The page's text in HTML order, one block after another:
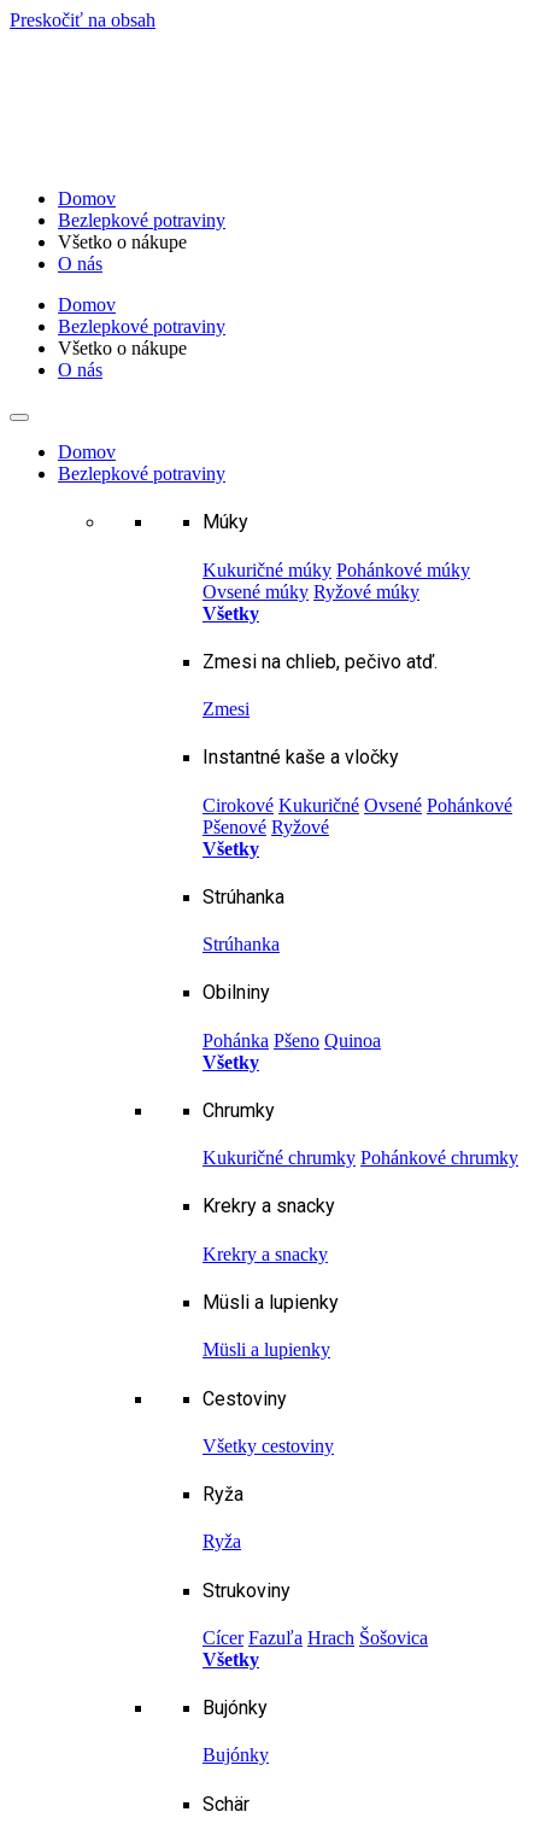
Preskočiť na obsah
Domov
Bezlepkové potraviny
Všetko o nákupe
O nás
Domov
Bezlepkové potraviny
Všetko o nákupe
O nás
Domov
Bezlepkové potraviny
Múky
Kukuričné múky Pohánkové múky
Ovsené múky Ryžové múky
Všetky
Zmesi na chlieb, pečivo atď.
Zmesi
Instantné kaše a vločky
Cirokové Kukuričné Ovsené Pohánkové
Pšenové Ryžové
Všetky
Strúhanka
Strúhanka
Obilniny
Pohánka Pšeno Quinoa
Všetky
Chrumky
Kukuričné chrumky Pohánkové chrumky
Krekry a snacky
Krekry a snacky
Müsli a lupienky
Müsli a lupienky
Cestoviny
Všetky cestoviny
Ryža
Ryža
Strukoviny
Cícer Fazuľa Hrach Šošovica
Všetky
Bujónky
Bujónky
Schär